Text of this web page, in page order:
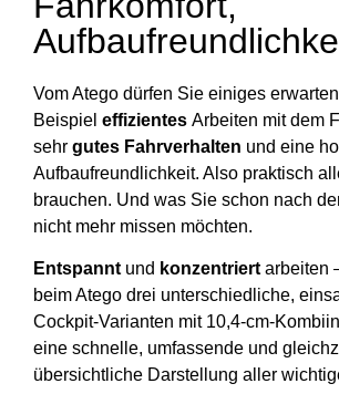
Vom Atego dürfen Sie einiges
Beispiel effizientes Arbeiten mit dem
sehr gutes Fahrverhalten und eine
Aufbaufreundlichkeit. Also praktisch
brauchen. Und was Sie schon nach
nicht mehr missen möchten.
Entspannt und konzentriert arbeiten
beim Atego drei unterschiedliche,
Cockpit-Varianten mit 10,4-cm-
eine schnelle, umfassende und
übersichtliche Darstellung aller